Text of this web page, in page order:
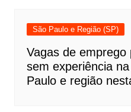
São Paulo e Região (SP)
Vagas de
sem experiência
Paulo e região